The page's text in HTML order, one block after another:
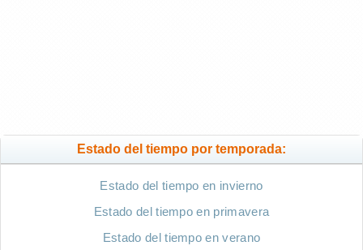
Estado del tiempo por temporada:
Estado del tiempo en invierno
Estado del tiempo en primavera
Estado del tiempo en verano